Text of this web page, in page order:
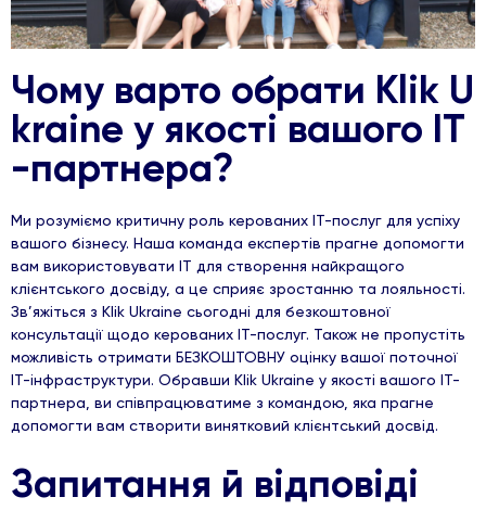
Чому варто обрати Klik U
kraine у якості вашого ІТ
-партнера?
Ми розуміємо критичну роль керованих ІТ-послуг для успіху
вашого бізнесу. Наша команда експертів прагне допомогти
вам використовувати ІТ для створення найкращого
клієнтського досвіду, а це сприяє зростанню та лояльності.
Зв’яжіться з Klik Ukraine сьогодні для безкоштовної
консультації щодо керованих ІТ-послуг. Також не пропустіть
можливість отримати БЕЗКОШТОВНУ оцінку вашої поточної
ІТ-інфраструктури. Обравши Klik Ukraine у якості вашого ІТ-
партнера, ви співпрацюватиме з командою, яка прагне
допомогти вам створити винятковий клієнтський досвід.
Запитання й відповіді